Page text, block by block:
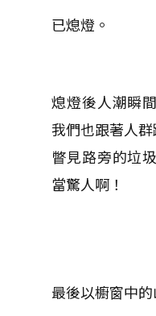
已熄燈。
熄燈後人潮瞬
我們也跟著人
瞥見路旁的垃
當驚人啊！
最後以櫥窗中